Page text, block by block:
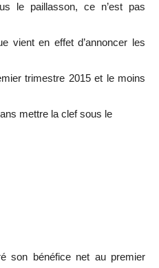
le paillasson, ce n’est pas
vient en effet d’annoncer les
trimestre 2015 et le moins
mettre la clef sous le
son bénéfice net au premier